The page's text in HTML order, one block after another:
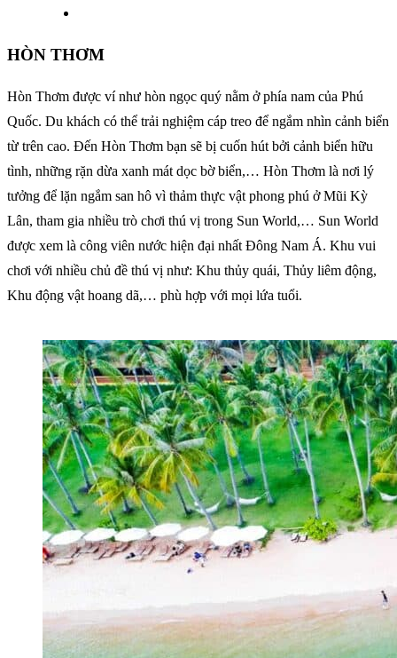
HÒN THƠM
Hòn Thơm được ví như hòn ngọc quý nằm ở phía nam của Phú
Quốc. Du khách có thể trải nghiệm cáp treo để ngắm nhìn cảnh biển
từ trên cao. Đến Hòn Thơm bạn sẽ bị cuốn hút bởi cảnh biển hữu
tình, những rặn dừa xanh mát dọc bờ biển,… Hòn Thơm là nơi lý
tưởng để lặn ngắm san hô vì thảm thực vật phong phú ở Mũi Kỳ
Lân, tham gia nhiều trò chơi thú vị trong Sun World,… Sun World
được xem là công viên nước hiện đại nhất Đông Nam Á. Khu vui
chơi với nhiều chủ đề thú vị như: Khu thủy quái, Thủy liêm động,
Khu động vật hoang dã,… phù hợp với mọi lứa tuổi.